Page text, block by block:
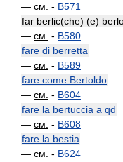
— см. - B571
far berlic(che) (e)
— см. - B580
fare di berretta
— см. - B589
fare come Bertoldo
— см. - B604
fare la bertuccia a qd
— см. - B608
fare la bestia
— см. - B624